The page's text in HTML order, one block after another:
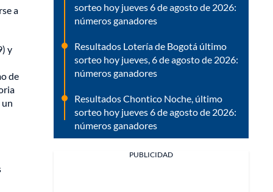
a
y
de
un
sorteo hoy jueves 6 de agosto de 2026:
números ganadores
Resultados Lotería de Bogotá último
sorteo hoy jueves, 6 de agosto de 2026:
números ganadores
Resultados Chontico Noche, último
sorteo hoy jueves 6 de agosto de 2026:
números ganadores
PUBLICIDAD